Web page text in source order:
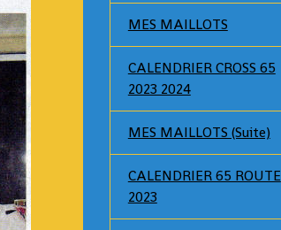
MES MAILLOTS
CALENDRIER CROSS 65
2023 2024
MES MAILLOTS (Suite)
CALENDRIER 65 ROUTE
2023